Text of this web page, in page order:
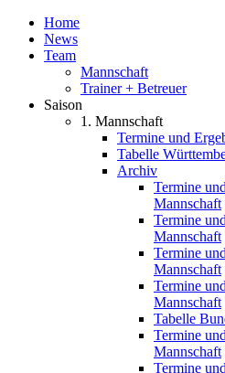
Home
News
Team
Mannschaft
Trainer + Betreuer
Saison
1. Mannschaft
Termine und
Tabelle
Archiv
Termine
Mannschaft
Termine
Mannschaft
Termine
Mannschaft
Termine
Mannschaft
Tabelle
Termine
Mannschaft
Termine